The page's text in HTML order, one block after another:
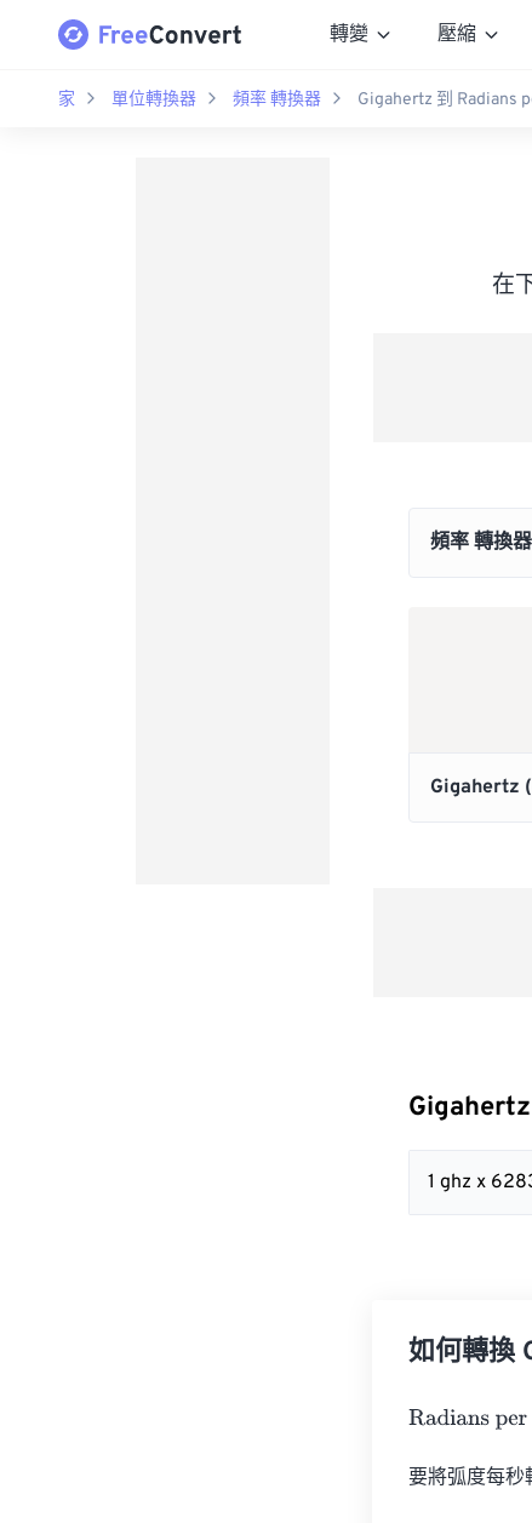
轉變 壓縮
家 單位轉換器 頻率 轉換器 Gigahertz 到 Radians
在
1 ghz x
如何轉換
Radians per
要將弧度每秒